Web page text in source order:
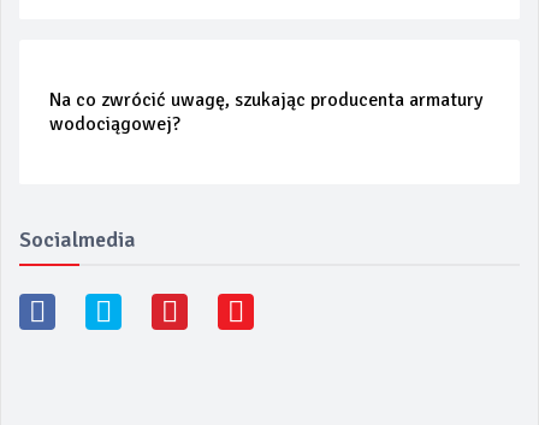
Na co zwrócić uwagę, szukając producenta armatury
wodociągowej?
Socialmedia